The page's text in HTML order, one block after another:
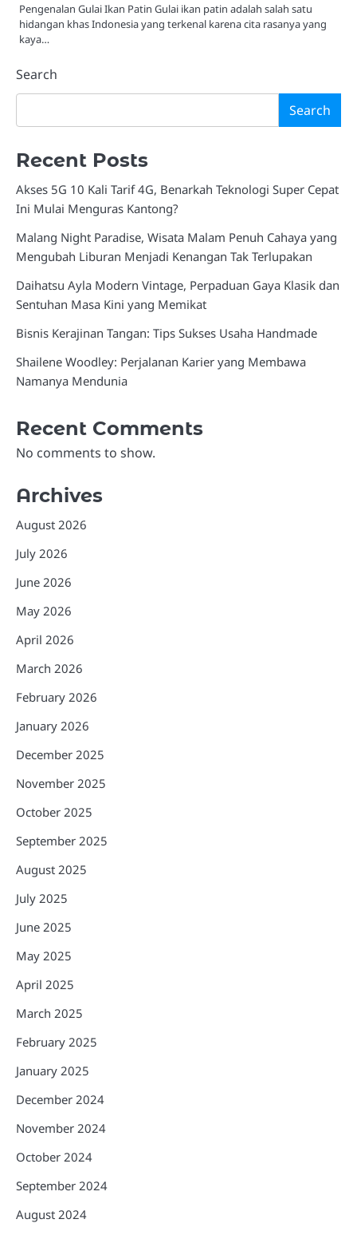
Pengenalan Gulai Ikan Patin Gulai ikan patin adalah salah satu
hidangan khas Indonesia yang terkenal karena cita rasanya yang
kaya…
Search
Search
Recent Posts
Akses 5G 10 Kali Tarif 4G, Benarkah Teknologi Super Cepat
Ini Mulai Menguras Kantong?
Malang Night Paradise, Wisata Malam Penuh Cahaya yang
Mengubah Liburan Menjadi Kenangan Tak Terlupakan
Daihatsu Ayla Modern Vintage, Perpaduan Gaya Klasik dan
Sentuhan Masa Kini yang Memikat
Bisnis Kerajinan Tangan: Tips Sukses Usaha Handmade
Shailene Woodley: Perjalanan Karier yang Membawa
Namanya Mendunia
Recent Comments
No comments to show.
Archives
August 2026
July 2026
June 2026
May 2026
April 2026
March 2026
February 2026
January 2026
December 2025
November 2025
October 2025
September 2025
August 2025
July 2025
June 2025
May 2025
April 2025
March 2025
February 2025
January 2025
December 2024
November 2024
October 2024
September 2024
August 2024